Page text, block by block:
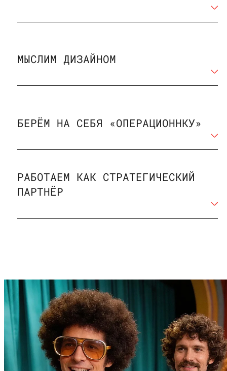
МЫСЛИМ ДИЗАЙНОМ
БЕРЁМ НА СЕБЯ «ОПЕРАЦИОННКУ»
РАБОТАЕМ КАК СТРАТЕГИЧЕСКИЙ
ПАРТНЁР